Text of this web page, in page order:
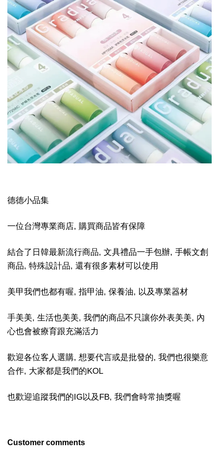
德德小品集
一位台灣專業商店, 購買商品皆有保障
結合了日韓最新流行商品, 文具禮品一手包辦, 手帳文創
商品, 特殊設計品, 還有很多素材可以使用
美甲我們也都有喔, 指甲油, 保養油, 以及專業器材
手美美, 生活也美美, 我們的商品不只讓你外表美美, 內
心也會被療育跟充滿活力
歡迎各位客人選購, 想要代言或是批發的, 我們也很樂意
合作, 大家都是我們的KOL
也歡迎追蹤我們的IG以及FB, 我們會時常抽獎喔
Customer comments